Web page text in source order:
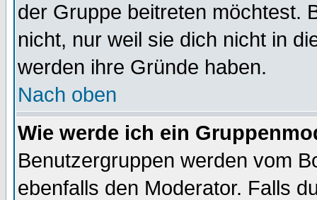
der Gruppe beitreten möchtest.
nicht, nur weil sie dich nicht in
werden ihre Gründe haben.
Nach oben
Wie werde ich ein
Benutzergruppen werden vom
ebenfalls den Moderator. Falls